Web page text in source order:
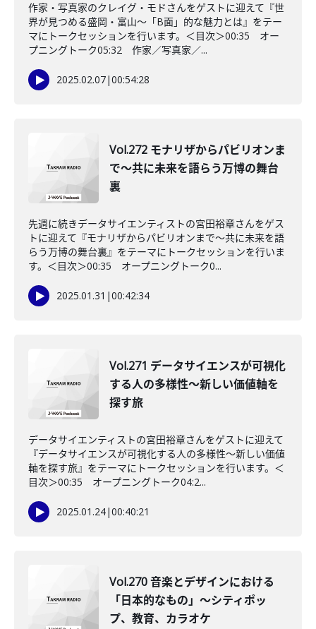
作家・写真家のクレイグ・モドさんをゲストに迎えて『世
界が見つめる盛岡・富山～「B面」的な魅力とは』をテー
マにトークセッションを行います。＜目次＞00:35 オー
プニングトーク05:32 作家／写真家／...
2025.02.07|00:54:28
Vol.272 モナリザからパビリオンま
で～共に未来を語らう万博の舞台
裏
先週に続きデータサイエンティストの宮田裕章さんをゲス
トに迎えて『モナリザからパビリオンまで～共に未来を語
らう万博の舞台裏』をテーマにトークセッションを行いま
す。＜目次＞00:35 オープニングトーク0...
2025.01.31 |00:42:34
Vol.271 データサイエンスが可視化
する人の多様性〜新しい価値軸を
探す旅
データサイエンティストの宮田裕章さんをゲストに迎えて
『データサイエンスが可視化する人の多様性〜新しい価値
軸を探す旅』をテーマにトークセッションを行います。＜
目次＞00:35 オープニングトーク04:2...
2025.01.24|00:40:21
Vol.270 音楽とデザインにおける
「日本的なもの」～シティポッ
プ、教育、カラオケ